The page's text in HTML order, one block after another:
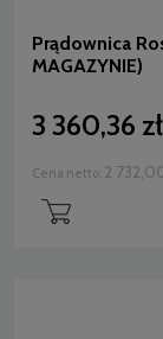
Prądownica
MAGAZYNIE)
3 360,36 zł
Cena netto: 2